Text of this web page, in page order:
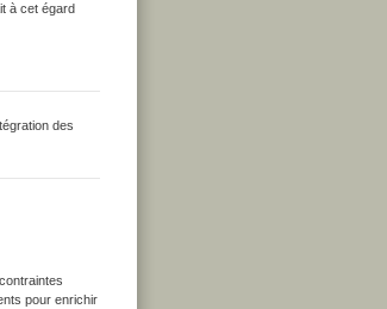
à cet égard
des
pour enrichir